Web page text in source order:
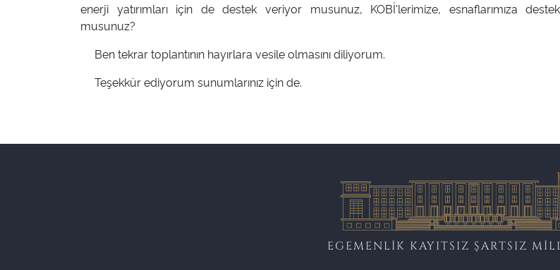
enerji yatırımları için de destek veriyor musunuz, KOBİ'lerimize, esnaflarımıza
musunuz?
Ben tekrar toplantının hayırlara vesile olmasını diliyorum.
Teşekkür ediyorum sunumlarınız için de.
EGEMENLİK KAYITSIZ ŞARTSIZ